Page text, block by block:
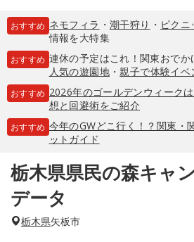
おすすめ ネモフィラ ・ 潮干狩り ・ ピクニ
情報を大特集
おすすめ 連休の予定はこれ！関東おでか
人気の遊園地・親子で体験イベ
おすすめ 2026年のゴールデンウィーク
想と回避術をご紹介
おすすめ 今年のGWどこ行く！？関東・
ットガイド
栃木県県民の森キャ
データ
栃木県矢板市